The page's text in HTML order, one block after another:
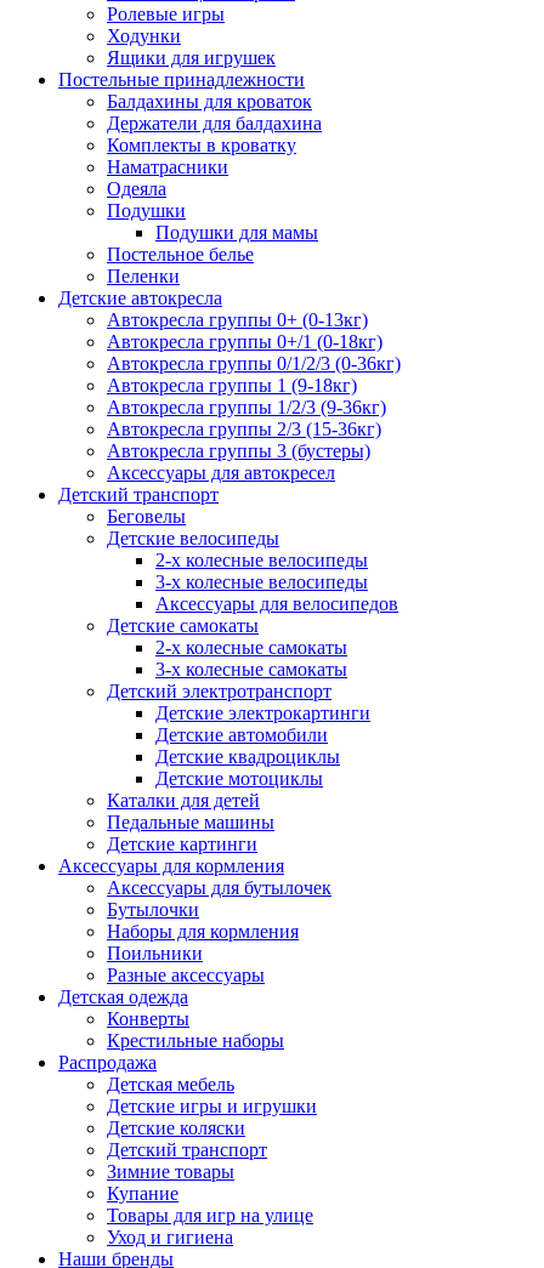
Ролевые игры
Ходунки
Ящики для игрушек
Постельные принадлежности
Балдахины для кроваток
Держатели для балдахина
Комплекты в кроватку
Наматрасники
Одеяла
Подушки
Подушки для мамы
Постельное белье
Пеленки
Детские автокресла
Автокресла группы 0+ (0-13кг)
Автокресла группы 0+/1 (0-18кг)
Автокресла группы 0/1/2/3 (0-36кг)
Автокресла группы 1 (9-18кг)
Автокресла группы 1/2/3 (9-36кг)
Автокресла группы 2/3 (15-36кг)
Автокресла группы 3 (бустеры)
Аксессуары для автокресел
Детский транспорт
Беговелы
Детские велосипеды
2-х колесные велосипеды
3-х колесные велосипеды
Аксессуары для велосипедов
Детские самокаты
2-х колесные самокаты
3-х колесные самокаты
Детский электротранспорт
Детские электрокартинги
Детские автомобили
Детские квадроциклы
Детские мотоциклы
Каталки для детей
Педальные машины
Детские картинги
Аксессуары для кормления
Аксессуары для бутылочек
Бутылочки
Наборы для кормления
Поильники
Разные аксессуары
Детская одежда
Конверты
Крестильные наборы
Распродажа
Детская мебель
Детские игры и игрушки
Детские коляски
Детский транспорт
Зимние товары
Купание
Товары для игр на улице
Уход и гигиена
Наши бренды